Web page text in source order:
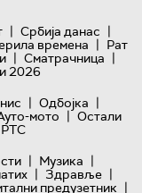
| Србија данас |
времена | Рат
| Сматрачница |
2026
| Одбојка |
мото | Остали
РТС
| Музика |
| Здравље |
предузетник |